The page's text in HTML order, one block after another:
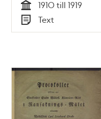
Tid
1910 till 1919
Typ
Text